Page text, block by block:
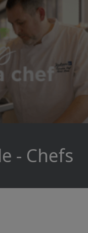
- Chefs